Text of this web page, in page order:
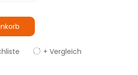
+ Vergleich